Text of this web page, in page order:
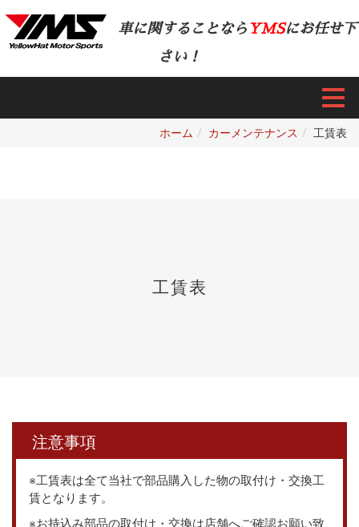
車に関することなら YMSにお任せ下
さい！
ホーム カーメンテナンス 工賃表
工賃表
注意事項
※工賃表は全て当社で部品購入した物の取付け・交換工
賃となります。
※お持込み部品の取付け・交換は店舗へご確認お願い致